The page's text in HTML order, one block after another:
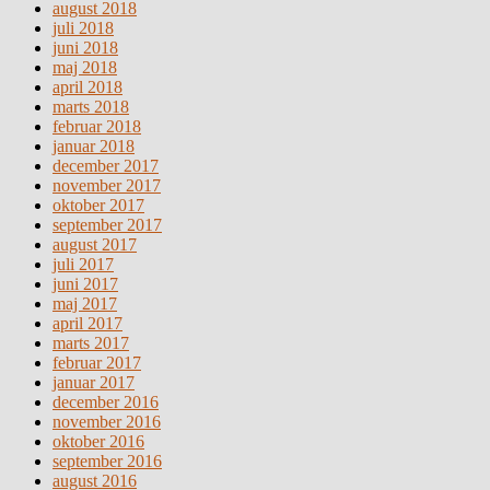
august 2018
juli 2018
juni 2018
maj 2018
april 2018
marts 2018
februar 2018
januar 2018
december 2017
november 2017
oktober 2017
september 2017
august 2017
juli 2017
juni 2017
maj 2017
april 2017
marts 2017
februar 2017
januar 2017
december 2016
november 2016
oktober 2016
september 2016
august 2016